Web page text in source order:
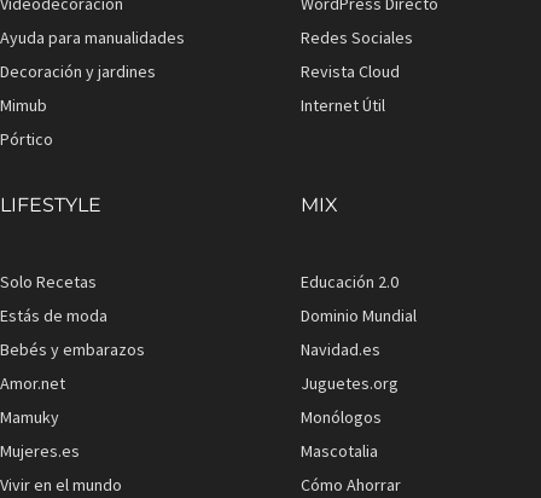
Ayuda para manualidades
Decoración y jardines
Mimub
Pórtico
Redes Sociales
Revista Cloud
Internet Útil
LIFESTYLE
Solo Recetas
Estás de moda
Bebés y embarazos
Amor.net
Mamuky
Mujeres.es
Vivir en el mundo
MIX
Educación 2.0
Dominio Mundial
Navidad.es
Juguetes.org
Monólogos
Mascotalia
Cómo Ahorrar